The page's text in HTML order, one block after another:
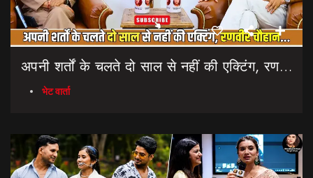
अपनी शर्तों के चलते दो साल से नहीं की एक्टिंग, रणवीर चौहान || Uttarakhand Cinema Untold Secrets
भेट वार्ता